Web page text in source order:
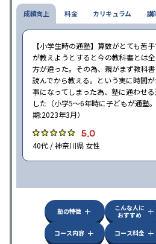
成績向上
【小学生時の通塾】算数がとても苦
が教えようとすると今の教科書とは全
方が違った。その為、親がまず教科書
読んでから教える。という実に時間が
事になってしまった為、塾に通わせ
した（小学5〜6年時に子どもが通塾
期:2023年3月）
5.0
40代 / 神奈川県 女性
料金 カリキュラム 講
塾の特徴
こんな人に
おすすめ
コース内容
コース料金